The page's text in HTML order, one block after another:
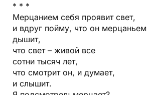
* * *
Мерцанием себя проявит свет,
и вдруг пойму, что он мерцаньем
дышит,
что свет – живой все
сотни тысяч лет,
что смотрит он, и думает,
и слышит.